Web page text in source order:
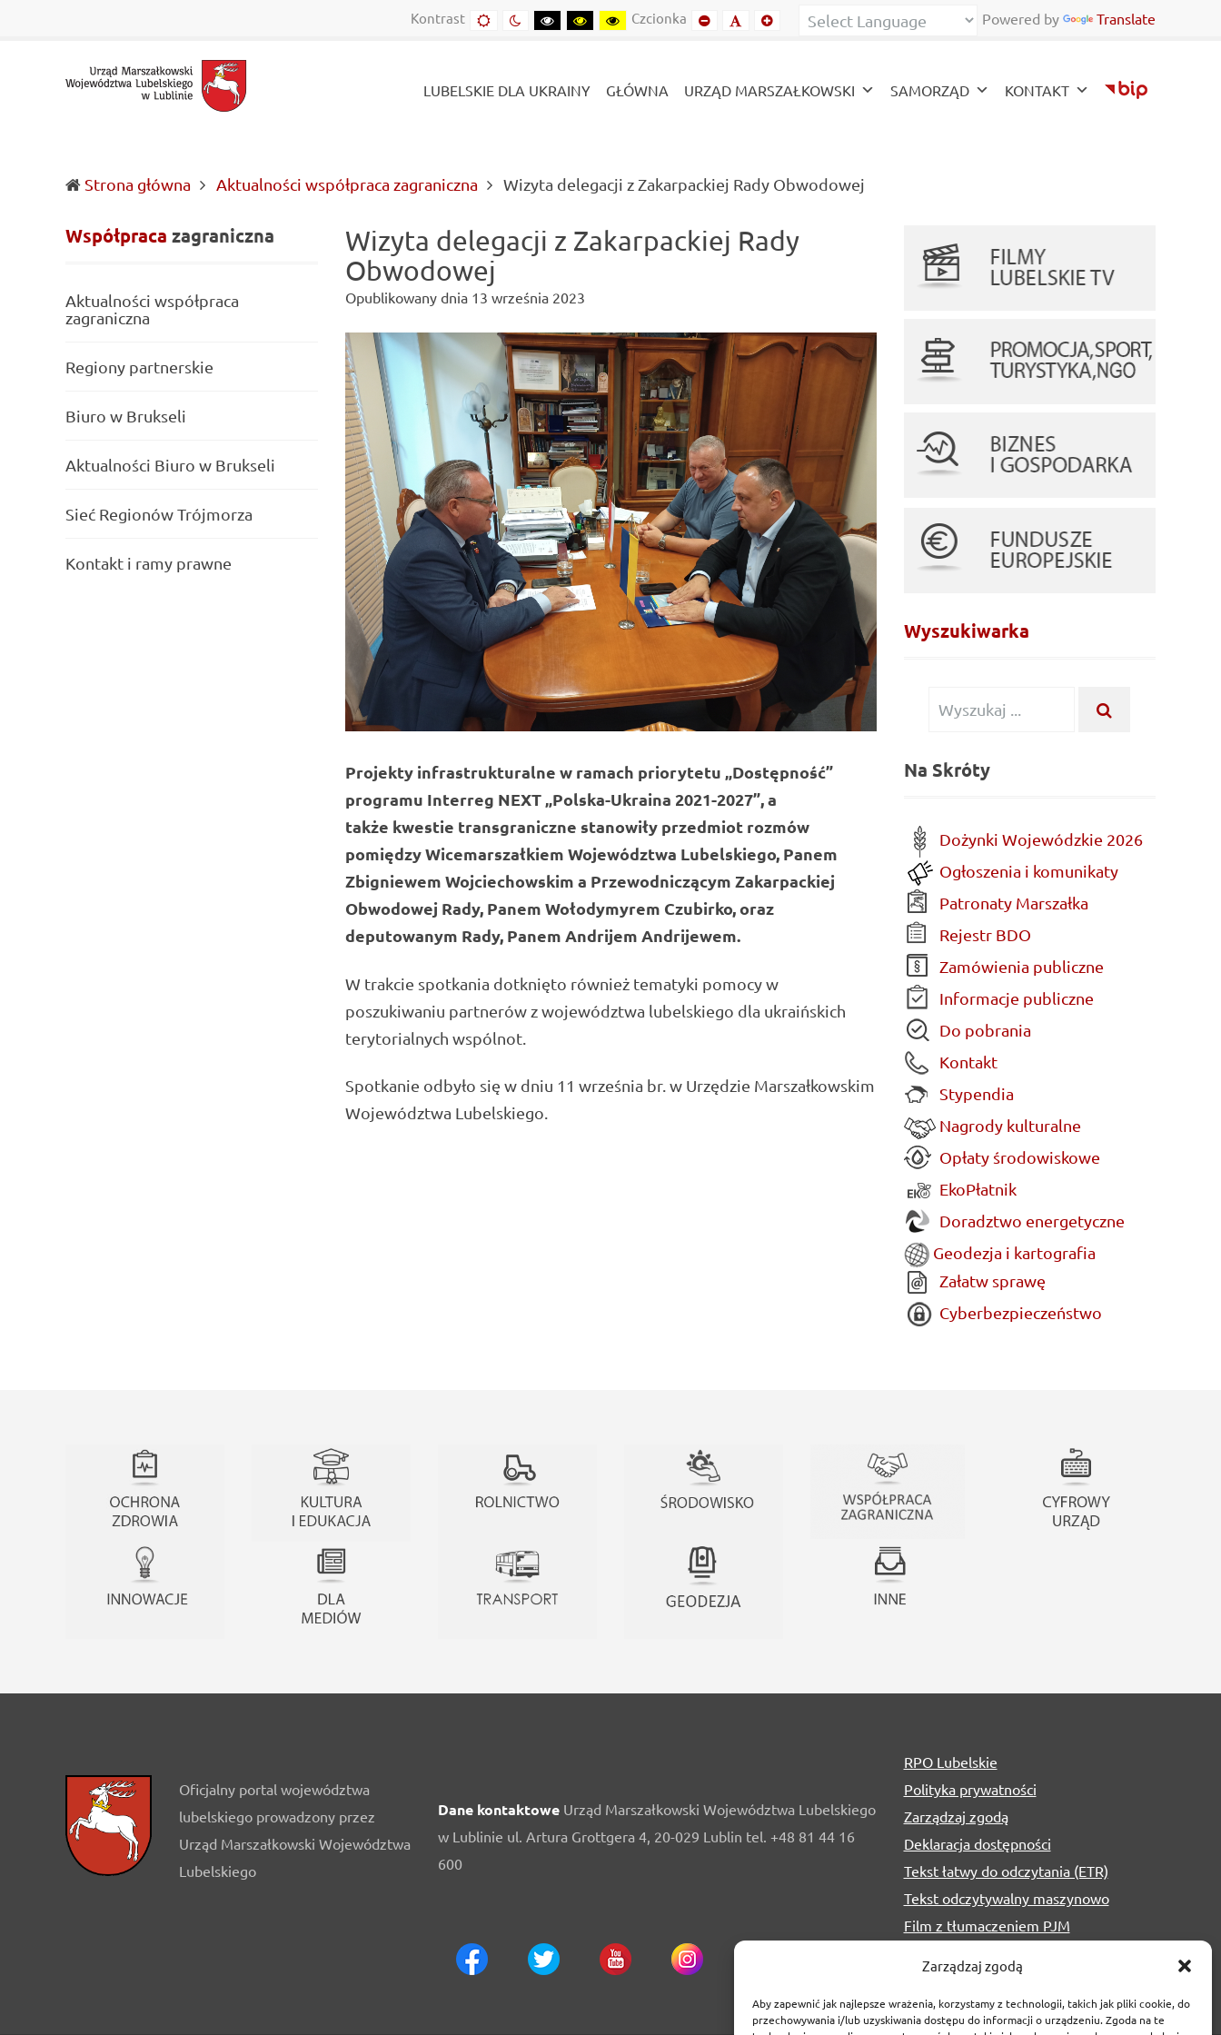
Zarządzaj zgodą
Aby zapewnić jak najlepsze wrażenia, korzystamy z technologii, takich jak pliki cookie, do
przechowywania i/lub uzyskiwania dostępu do informacji o urządzeniu. Zgoda na te
Województwa
Lubelskiego
wojewódzkich
Lubelszczyźnie
Powered by Translate
Kontrast Domyślny
kontrast
Kontrast
nocny
Kontrast
czarny-
Kontrast
czarny-
Kontrast
żółto-
Czcionka Mniejszy
font
Domyślny
font
Mniejszy
LUBELSKIE DLA UKRAINY GŁÓWNA URZĄD MARSZAŁKOWSKI SAMORZĄD KONTAKT
Strona główna Aktualności współpraca zagraniczna Wizyta delegacji z Zakarpackiej Rady Obwodowej
Wizyta delegacji z Zakarpackiej Rady
Obwodowej
Opublikowany dnia 13 września 2023
Projekty infrastrukturalne w ramach priorytetu „Dostępność”
programu Interreg NEXT „Polska-Ukraina 2021-2027”, a
także kwestie transgraniczne stanowiły przedmiot rozmów
pomiędzy Wicemarszałkiem Województwa Lubelskiego, Panem
Zbigniewem Wojciechowskim a Przewodniczącym Zakarpackiej
Obwodowej Rady, Panem Wołodymyrem Czubirko, oraz
deputowanym Rady, Panem Andrijem Andrijewem.
W trakcie spotkania dotknięto również tematyki pomocy w
poszukiwaniu partnerów z województwa lubelskiego dla ukraińskich
terytorialnych wspólnot.
Spotkanie odbyło się w dniu 11 września br. w Urzędzie Marszałkowskim
Województwa Lubelskiego.
Współpraca zagraniczna
Aktualności współpraca
zagraniczna
Regiony partnerskie
Biuro w Brukseli
Aktualności Biuro w Brukseli
Sieć Regionów Trójmorza
Kontakt i ramy prawne
Wyszukiwarka
Wyszukiwanie
Na Skróty
Dożynki Wojewódzkie 2026
Ogłoszenia i komunikaty
Patronaty Marszałka
Rejestr BDO
Zamówienia publiczne
Informacje publiczne
Do pobrania
Kontakt
Stypendia
Nagrody kulturalne
Opłaty środowiskowe
EkoPłatnik
Doradztwo energetyczne
Geodezja i kartografia
Załatw sprawę
Cyberbezpieczeństwo
Oficjalny portal województwa
lubelskiego prowadzony przez
Urząd Marszałkowski Województwa
Lubelskiego
Dane kontaktowe Urząd Marszałkowski Województwa Lubelskiego
w Lublinie ul. Artura Grottgera 4, 20-029 Lublin tel. +48 81 44 16
600
RPO Lubelskie
Polityka prywatności
Zarządzaj zgodą
Deklaracja dostępności
Tekst łatwy do odczytania (ETR)
Tekst odczytywalny maszynowo
Film z tłumaczeniem PJM